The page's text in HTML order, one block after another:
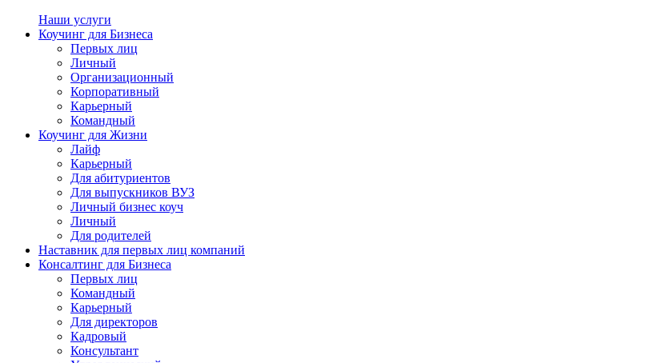
Наши услуги
Коучинг для Бизнеса
Первых лиц
Личный
Организационный
Корпоративный
Карьерный
Командный
Коучинг для Жизни
Лайф
Карьерный
Для абитуриентов
Для выпускников ВУЗ
Личный бизнес коуч
Личный
Для родителей
Наставник для первых лиц компаний
Консалтинг для Бизнеса
Первых лиц
Командный
Карьерный
Для директоров
Кадровый
Консультант